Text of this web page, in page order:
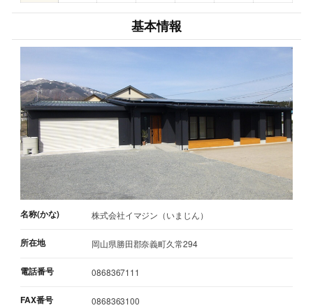
基本情報
名称(かな) 株式会社イマジン（いまじん）
所在地 岡山県勝田郡奈義町久常294
電話番号 0868367111
FAX番号 0868363100